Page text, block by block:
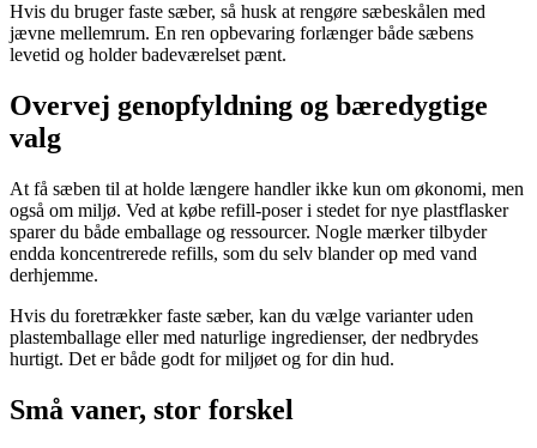
Hvis du bruger faste sæber, så husk at rengøre sæbeskålen med
jævne mellemrum. En ren opbevaring forlænger både sæbens
levetid og holder badeværelset pænt.
Overvej genopfyldning og bæredygtige
valg
At få sæben til at holde længere handler ikke kun om økonomi, men
også om miljø. Ved at købe refill-poser i stedet for nye plastflasker
sparer du både emballage og ressourcer. Nogle mærker tilbyder
endda koncentrerede refills, som du selv blander op med vand
derhjemme.
Hvis du foretrækker faste sæber, kan du vælge varianter uden
plastemballage eller med naturlige ingredienser, der nedbrydes
hurtigt. Det er både godt for miljøet og for din hud.
Små vaner, stor forskel